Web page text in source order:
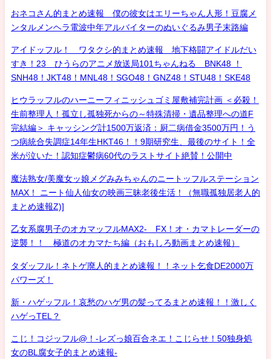
おネコさん的まとめ速報 僕の彼女はエリーちゃん人形！豆腐メ
ンタルメンヘラ電波中年アルバイターのぬいぐるみ男子末路編
アイドッフル！ ワタクシ的まとめ速報 地下格闘アイドルだい
すき！23 ひうらのアニメ放送局101ちゃんねる BNK48 ！
SNH48！JKT48！MNL48！SGO48！GNZ48！STU48！SKE48
ヒウラッフルのハーニーフィニッシュゴミ屋敷補完計画 ＜必殺！
生前整理人！孤立し孤独死からの～特殊清掃・遺品整理への道F
完結編＞ キャッシング計1500万返済：厨二病借金3500万円！う
つ病統合失調症14年生HKT46！！9期研究生、最後のサイト！全
米が泣いた！認知症鬱病60代のラストサイト絶賛！公開中
魔法熟女/美魔女ッ娘メグみみちゃんのニートッフルステーション
MAX！ ニート仙人仙女の映画三昧老後生活！（無職孤独居老人的
まとめ速報Z)]
乙女系腐男子のオカマッフルMAX2- FX！オ・カマトレーダーの
逆襲！！ 極道のオカマたち編（おもしろ動画まとめ速報）
タダッフル！ネトゲ廃人的まとめ速報！！ネット乞食DE2000万
パワーズ！
新・ハゲッフル！哀愁のハゲ男の髪ってるまとめ速報！！激しく
ハゲっTEL？
こじ！コジッフル@！-レズっ娘百合ネエ！こじらせ！50独身処
女のBL腐女子的まとめ速報-